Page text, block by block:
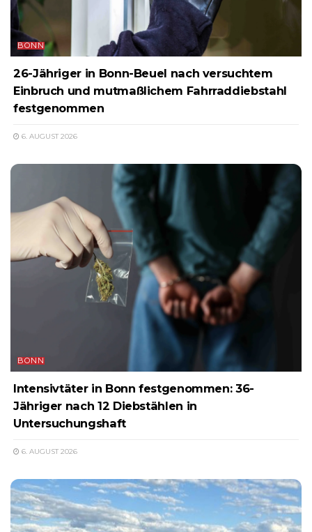
BONN
26-Jähriger in Bonn-Beuel nach versuchtem
Einbruch und mutmaßlichem Fahrraddiebstahl
festgenommen
6. AUGUST 2026
BONN
Intensivtäter in Bonn festgenommen: 36-
Jähriger nach 12 Diebstählen in
Untersuchungshaft
6. AUGUST 2026